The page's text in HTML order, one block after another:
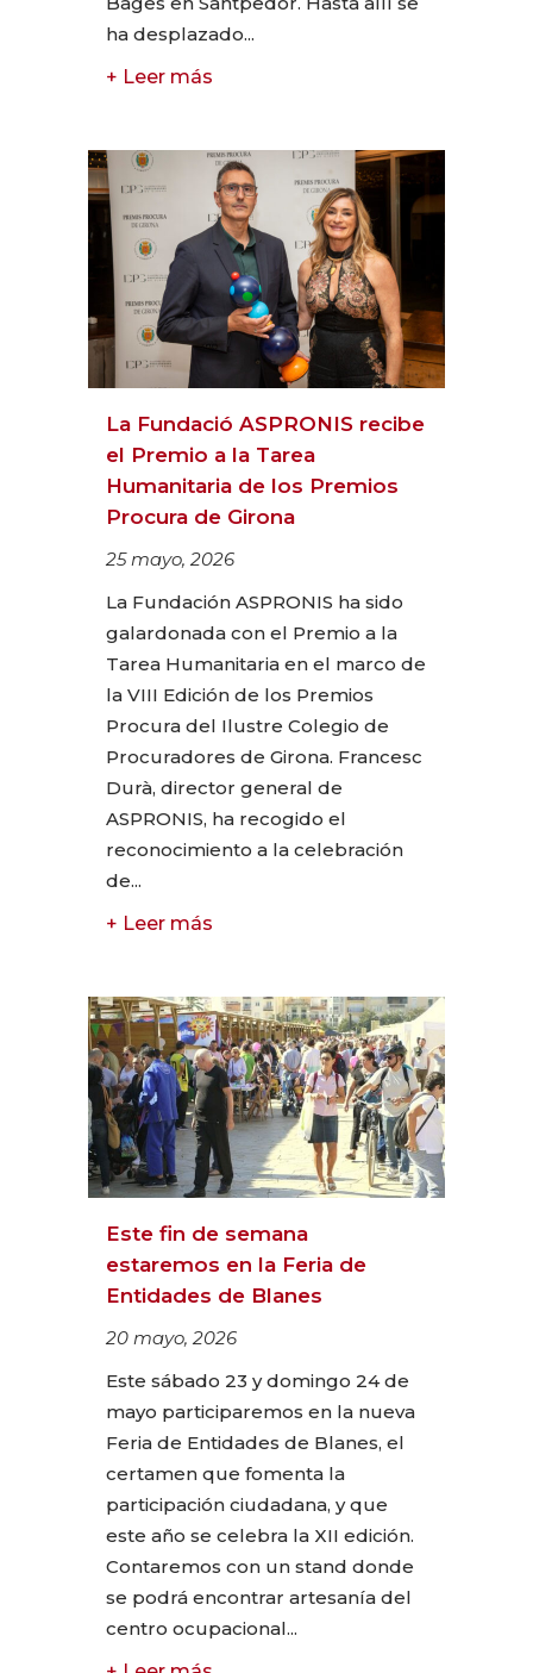
ha desplazado...
+ Leer más
La Fundació ASPRONIS recibe
el Premio a la Tarea
Humanitaria de los Premios
Procura de Girona
25 mayo, 2026
La Fundación ASPRONIS ha sido
galardonada con el Premio a la
Tarea Humanitaria en el marco de
la VIII Edición de los Premios
Procura del Ilustre Colegio de
Procuradores de Girona. Francesc
Durà, director general de
ASPRONIS, ha recogido el
reconocimiento a la celebración
de...
+ Leer más
Este fin de semana
estaremos en la Feria de
Entidades de Blanes
20 mayo, 2026
Este sábado 23 y domingo 24 de
mayo participaremos en la nueva
Feria de Entidades de Blanes, el
certamen que fomenta la
participación ciudadana, y que
este año se celebra la XII edición.
Contaremos con un stand donde
se podrá encontrar artesanía del
centro ocupacional...